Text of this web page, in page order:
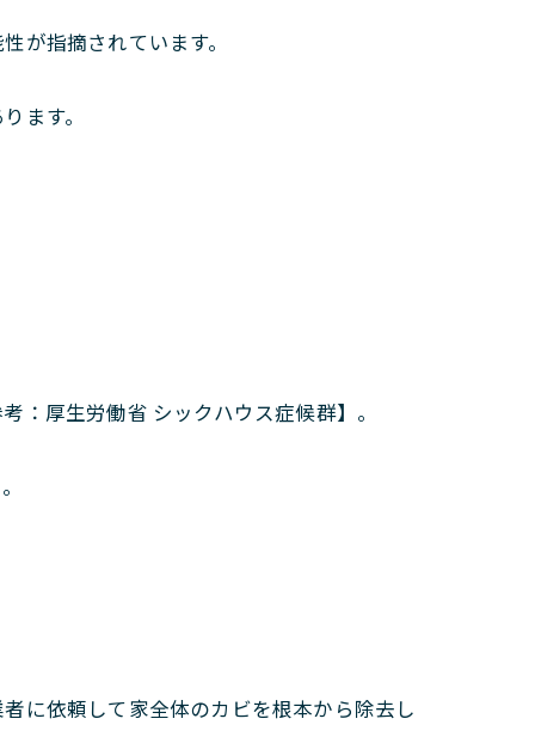
が指摘されています。
ます。
：厚生労働省 シックハウス症候群】。
に依頼して家全体のカビを根本から除去し